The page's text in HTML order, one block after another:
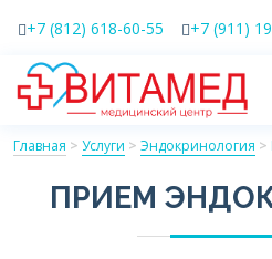
+7 (812) 618-60-55 +7 (911)
Главная > Услуги > Эндокринология >
ПРИЕМ